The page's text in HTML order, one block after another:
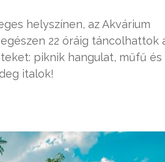
helyszínen, az Akvárium
22 óráig táncolhattok
piknik hangulat, műfű és
italok!